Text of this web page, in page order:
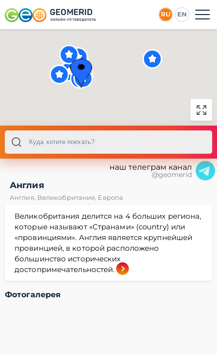
RU EN
наш телеграм канал
@geomerid
Англия
Англия, Великобритания, Европа
Великобритания делится на 4 больших региона,
которые называют «Странами» (country) или
«провинциями». Англия является крупнейшей
провинцией, в которой расположено
большинство исторических
достопримечательностей.
Фотогалерея